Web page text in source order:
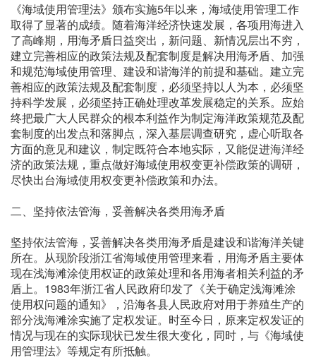
《海域使用管理法》颁布实施5年以来，海域使用管理工作
取得了显著的成绩。随着海洋经济快速发展，各项用海进入
了高峰期，用海矛盾日益突出，新问题、新情况层出不穷，
建立完善相应的政策法规及配套制度是解决用海矛盾、加强
和规范海域使用管理、建设和谐海洋的前提和基础。建立完
善相应的政策法规及配套制度，必须坚持以人为本，必须坚
持科学发展，必须坚持正确处理改革发展稳定的关系。应始
终把最广大人民群众的根本利益作为制定海洋政策规范及配
套制度的出发点和落脚点，深入基层调查研究，虚心听取各
方面的意见和建议，制定既符合本地实际，又能促进海洋经
济的政策法规，重点做好海域使用权变更补偿政策的调研，
尽快出台海域使用权变更补偿政策和办法。
二、坚持依法管海，妥善解决各类用海矛盾
坚持依法管海，妥善解决各类用海矛盾是建设和谐海洋关键
所在。从现阶段浙江省海域使用管理来看，用海矛盾主要体
现在浅海滩涂使用权证的政策处理和各用海者相关利益的矛
盾上。1983年浙江省人民政府印发了《关于确定浅海滩涂
使用权问题的通知》，沿海各县人民政府对用于养殖生产的
部分浅海滩涂实施了定权发证。时至今日，原来定权发证的
情况与现在的实际现状已发生很大变化，同时，与《海域使
用管理法》等规定有所抵触。